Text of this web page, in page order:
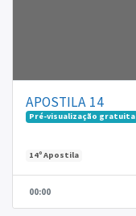
APOSTILA 14
Pré-visualização gratuita
14º Apostila
00:00